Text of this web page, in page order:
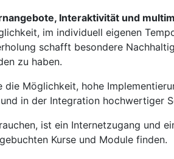
Interaktivität und
im individuell eigenen
schafft besondere
zu haben.
Möglichkeit, hohe
in der Integration hochwertiger
ist ein Internetzugang und
Kurse und Module finden.